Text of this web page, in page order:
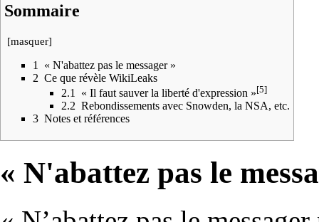
Sommaire
[masquer]
1
« N'abattez pas le messager »
2 Ce que révèle WikiLeaks
2.1
« Il faut sauver la liberté d'expression »[5]
2.2 Rebondissements avec Snowden, la NSA, etc.
3 Notes et références
« N'abattez pas le